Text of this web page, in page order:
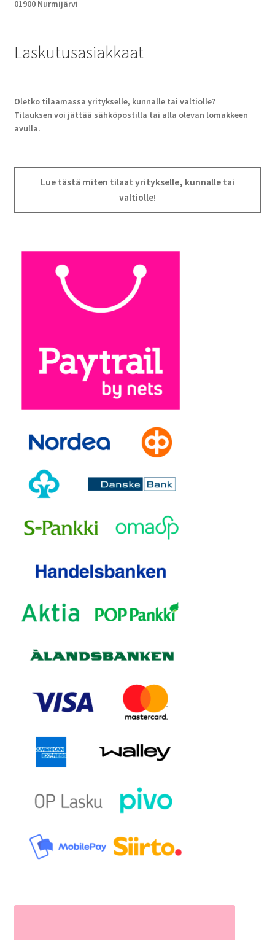
01900 Nurmijärvi
Laskutusasiakkaat
Oletko tilaamassa yritykselle, kunnalle tai valtiolle?
Tilauksen voi jättää sähköpostilla tai alla olevan lomakkeen
avulla.
Lue tästä miten tilaat yritykselle, kunnalle tai
valtiolle!